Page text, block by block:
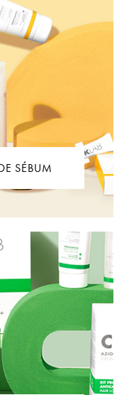
SÉBUM